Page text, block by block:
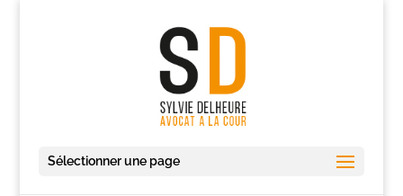
Sélectionner une page